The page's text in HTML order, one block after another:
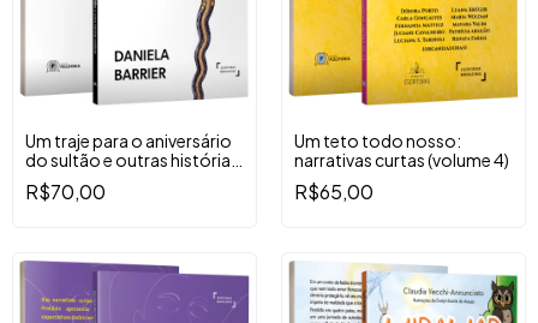
Um traje para o aniversário
do sultão e outras histórias
verídicas
R$70,00
Um teto todo nosso:
narrativas curtas (volume 4)
R$65,00